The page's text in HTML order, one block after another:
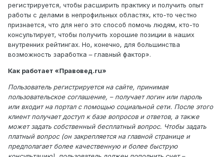
регистрируется, чтобы расширить практику и получить опыт
работы с делами в непрофильных областях, кто-то честно
признается, что для него это способ помочь людям, кто-то
консультирует, чтобы получить хорошие позиции в наших
внутренних рейтингах. Но, конечно, для большинства
возможность заработка – главный фактор».
Как работает «Правовед.ru»
Пользователь регистрируется на сайте, принимая
пользовательское соглашение, – получает логин или пароль
или входит на портал с помощью социальной сети. После этого
клиент получает доступ к базе вопросов и ответов, а также
может задать собственный бесплатный вопрос. Чтобы задать
платный вопрос (он закрепляется на главной странице и
предполагает более качественную и более быструю